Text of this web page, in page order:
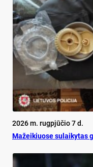
2026 m. rugpjūčio 7 d.
Mažeikiuose sulaikytas